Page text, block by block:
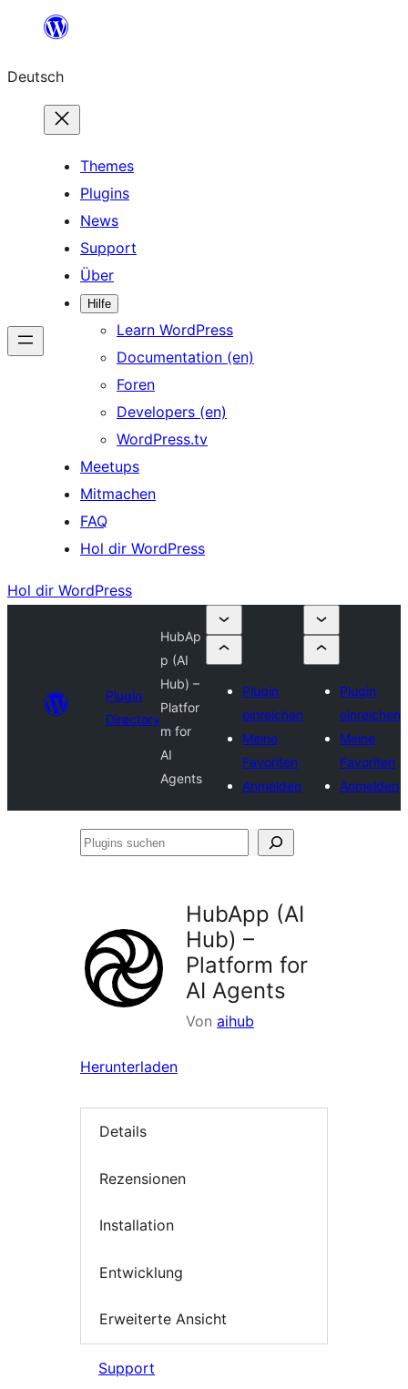
springen
Deutsch
Themes
Plugins
News
Support
Über
Hilfe
Learn WordPress
Documentation (en)
Foren
Developers (en)
WordPress.tv
Meetups
Mitmachen
FAQ
Hol dir WordPress
Hol dir WordPress
Plugin
Directory
HubAp
p (AI
Hub) –
Platfor
m for
AI
Agents
Plugin
einreichen
Meine
Favoriten
Anmelden
Plugin
einreichen
Meine
Favoriten
Anmelden
Plugins
HubApp (AI
Hub) –
Platform for
AI Agents
Von aihub
Herunterladen
Details
Rezensionen
Installation
Entwicklung
Erweiterte Ansicht
Support